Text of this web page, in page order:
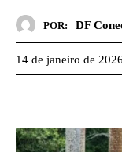
POR: DF
14 de janeiro de 2026